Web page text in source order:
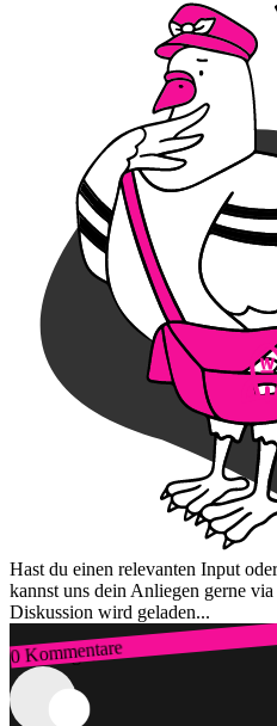
Hast du einen relevanten Input
kannst uns dein Anliegen gerne
Diskussion wird geladen...
0 Kommentare
Zum Login